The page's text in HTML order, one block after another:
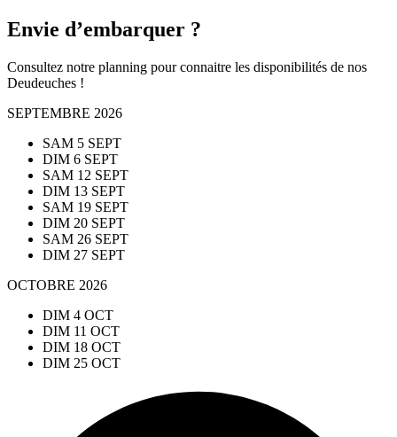
Envie d’embarquer ?
Consultez notre planning pour connaitre les disponibilités de nos
Deudeuches !
SEPTEMBRE 2026
SAM 5 SEPT
DIM 6 SEPT
SAM 12 SEPT
DIM 13 SEPT
SAM 19 SEPT
DIM 20 SEPT
SAM 26 SEPT
DIM 27 SEPT
OCTOBRE 2026
DIM 4 OCT
DIM 11 OCT
DIM 18 OCT
DIM 25 OCT